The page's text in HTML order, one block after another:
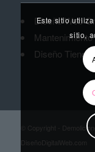
Diseño Web
Diseño Tienda
© Copyright -
DiseñoDigitalWeb.com
Este sitio
sitio,